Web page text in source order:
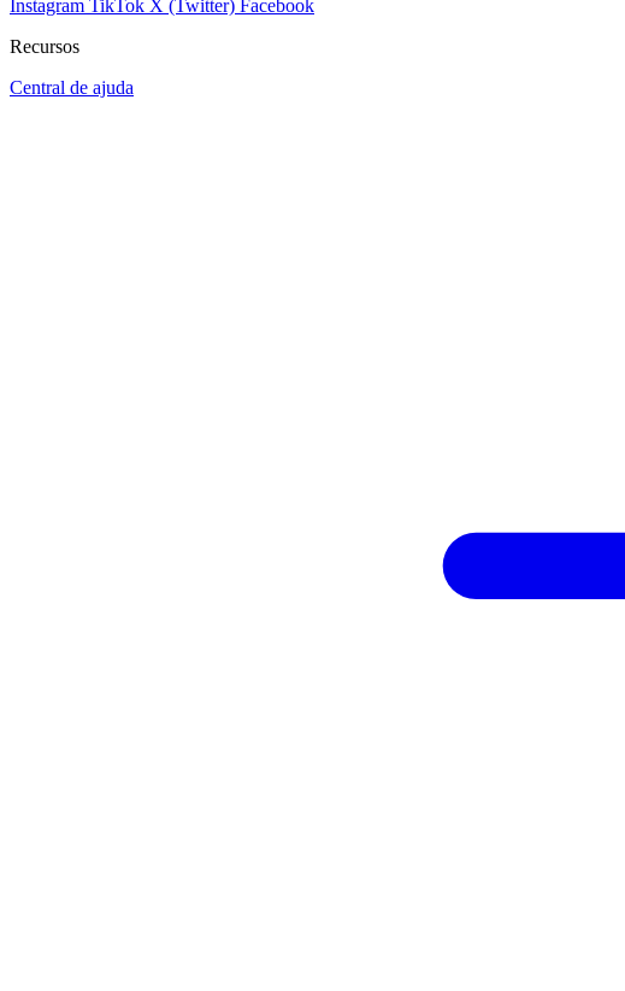
Instagram TikTok X (Twitter) Facebook
Recursos
Central de ajuda